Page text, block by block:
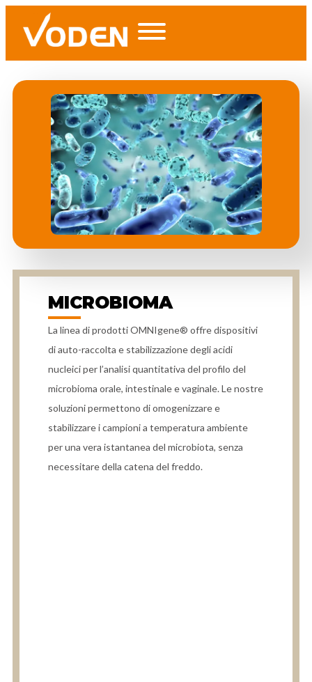
MICROBIOMA
La linea di prodotti OMNIgene® offre dispositivi
di auto-raccolta e stabilizzazione degli acidi
nucleici per l’analisi quantitativa del profilo del
microbioma orale, intestinale e vaginale. Le nostre
soluzioni permettono di omogenizzare e
stabilizzare i campioni a temperatura ambiente
per una vera istantanea del microbiota, senza
necessitare della catena del freddo.